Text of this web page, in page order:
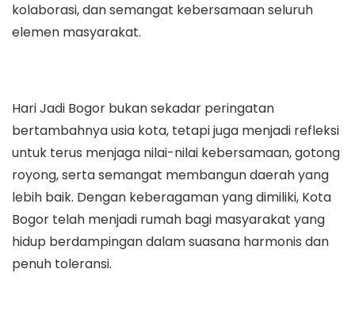
kolaborasi, dan semangat kebersamaan seluruh
elemen masyarakat.
Hari Jadi Bogor bukan sekadar peringatan
bertambahnya usia kota, tetapi juga menjadi refleksi
untuk terus menjaga nilai-nilai kebersamaan, gotong
royong, serta semangat membangun daerah yang
lebih baik. Dengan keberagaman yang dimiliki, Kota
Bogor telah menjadi rumah bagi masyarakat yang
hidup berdampingan dalam suasana harmonis dan
penuh toleransi.